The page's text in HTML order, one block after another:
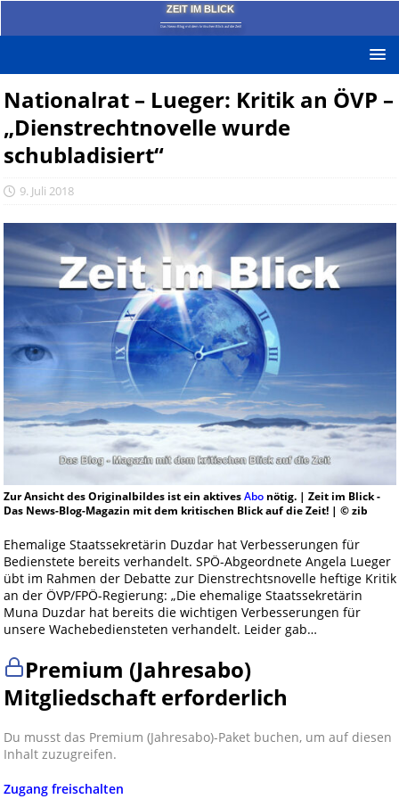
ZEIT IM BLICK
Das News-Blog mit dem kritischen Blick auf die Zeit!
Nationalrat – Lueger: Kritik an ÖVP –
„Dienstrechtnovelle wurde
schubladisiert“
9. Juli 2018
Zur Ansicht des Originalbildes ist ein aktivesAbonötig. | Zeit im Blick -
Das News-Blog-Magazin mit dem kritischen Blick auf die Zeit! | © zib
Ehemalige Staatssekretärin Duzdar hat Verbesserungen für
Bedienstete bereits verhandelt. SPÖ-Abgeordnete Angela Lueger
übt im Rahmen der Debatte zur Dienstrechtsnovelle heftige Kritik
an der ÖVP/FPÖ-Regierung: „Die ehemalige Staatssekretärin
Muna Duzdar hat bereits die wichtigen Verbesserungen für
unsere Wachebediensteten verhandelt. Leider gab…
Premium (Jahresabo)
Mitgliedschaft erforderlich
Du musst das Premium (Jahresabo)-Paket buchen, um auf diesen
Inhalt zuzugreifen.
Zugang freischalten